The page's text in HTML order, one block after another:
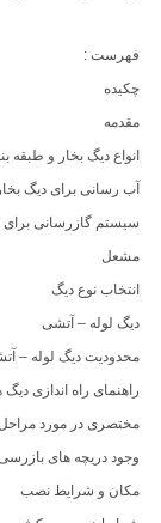
فهرست :
چکیده
مقدمه
انواع دیگ بخار و طبقه
آب رسانی برای دیگ بخار
سیستم گازرسانی برای
مشعل
انتخاب نوع دیگ
دیگ لوله – آتشی
محدودیت دیگ لوله –
راهنمای راه اندازی
مختصری در مورد
وجود دریچه های
مکان و شرایط نصب